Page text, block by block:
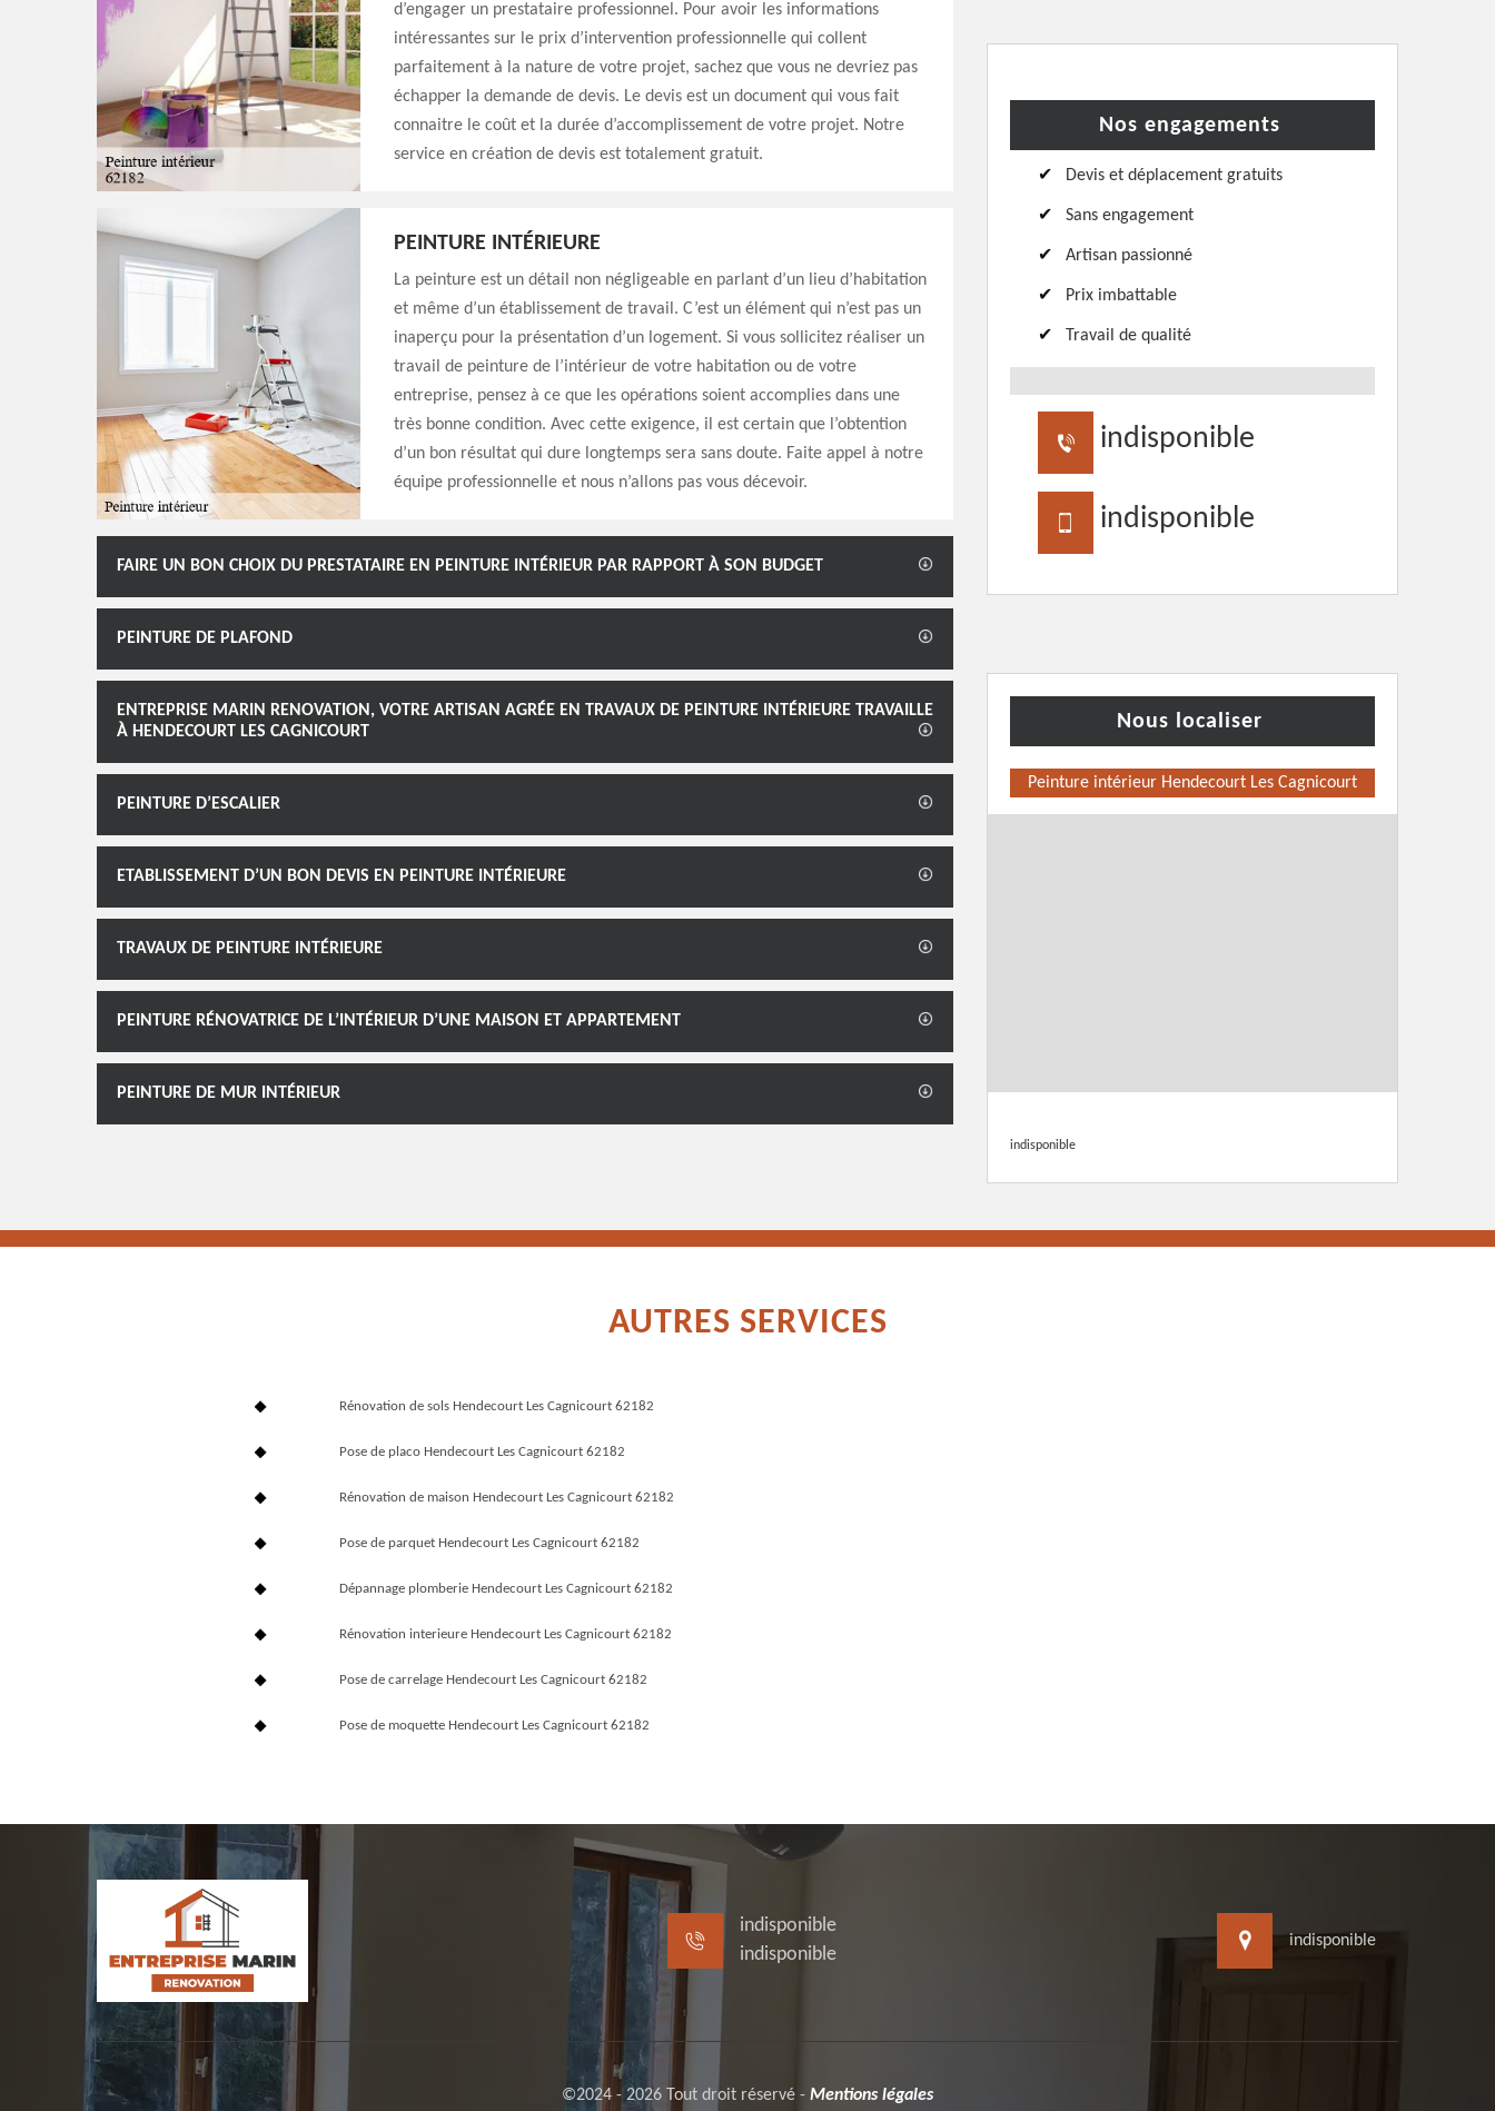
d’engager un prestataire professionnel. Pour avoir les informations
intéressantes sur le prix d’intervention professionnelle qui collent
parfaitement à la nature de votre projet, sachez que vous ne devriez pas
échapper la demande de devis. Le devis est un document qui vous fait
connaitre le coût et la durée d’accomplissement de votre projet. Notre
service en création de devis est totalement gratuit.
PEINTURE INTÉRIEURE
La peinture est un détail non négligeable en parlant d’un lieu d’habitation
et même d’un établissement de travail. C’est un élément qui n’est pas un
inaperçu pour la présentation d’un logement. Si vous sollicitez réaliser un
travail de peinture de l’intérieur de votre habitation ou de votre
entreprise, pensez à ce que les opérations soient accomplies dans une
très bonne condition. Avec cette exigence, il est certain que l’obtention
d’un bon résultat qui dure longtemps sera sans doute. Faite appel à notre
équipe professionnelle et nous n’allons pas vous décevoir.
FAIRE UN BON CHOIX DU PRESTATAIRE EN PEINTURE INTÉRIEUR PAR RAPPORT À SON BUDGET
PEINTURE DE PLAFOND
ENTREPRISE MARIN RENOVATION, VOTRE ARTISAN AGRÉE EN TRAVAUX DE PEINTURE INTÉRIEURE TRAVAILLE
À HENDECOURT LES CAGNICOURT
PEINTURE D’ESCALIER
ETABLISSEMENT D’UN BON DEVIS EN PEINTURE INTÉRIEURE
TRAVAUX DE PEINTURE INTÉRIEURE
PEINTURE RÉNOVATRICE DE L’INTÉRIEUR D’UNE MAISON ET APPARTEMENT
PEINTURE DE MUR INTÉRIEUR
Nos engagements
Devis et déplacement gratuits
Sans engagement
Artisan passionné
Prix imbattable
Travail de qualité
indisponible
indisponible
Nous localiser
Peinture intérieur Hendecourt Les Cagnicourt
indisponible
AUTRES SERVICES
Rénovation de sols Hendecourt Les Cagnicourt 62182
Pose de placo Hendecourt Les Cagnicourt 62182
Rénovation de maison Hendecourt Les Cagnicourt 62182
Pose de parquet Hendecourt Les Cagnicourt 62182
Dépannage plomberie Hendecourt Les Cagnicourt 62182
Rénovation interieure Hendecourt Les Cagnicourt 62182
Pose de carrelage Hendecourt Les Cagnicourt 62182
Pose de moquette Hendecourt Les Cagnicourt 62182
indisponible
indisponible
indisponible
©2024 - 2026 Tout droit réservé - Mentions légales